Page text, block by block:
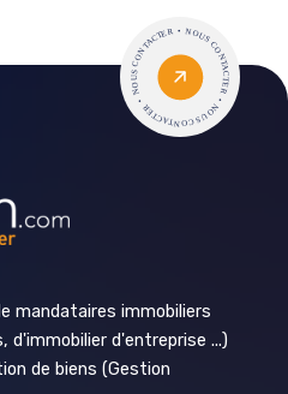
mandataires immobiliers
d'entreprise ...)
de biens (Gestion